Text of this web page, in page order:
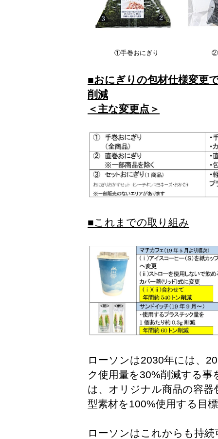
①手巻おにぎり ②
■おにぎりの包材仕様変更
削減
＜主な変更点＞
■これまでの取り組み
ローソンは2030年には、
ク使用量を30%削減する
は、オリジナル商品の容
型素材を100%使用する目
ローソンはこれからも持